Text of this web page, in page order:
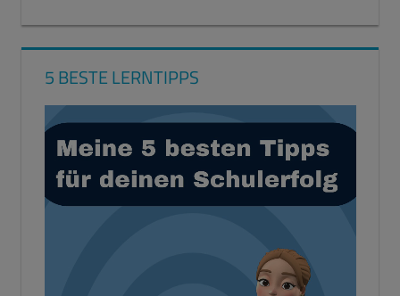
5 BESTE LERNTIPPS
Video-
Player